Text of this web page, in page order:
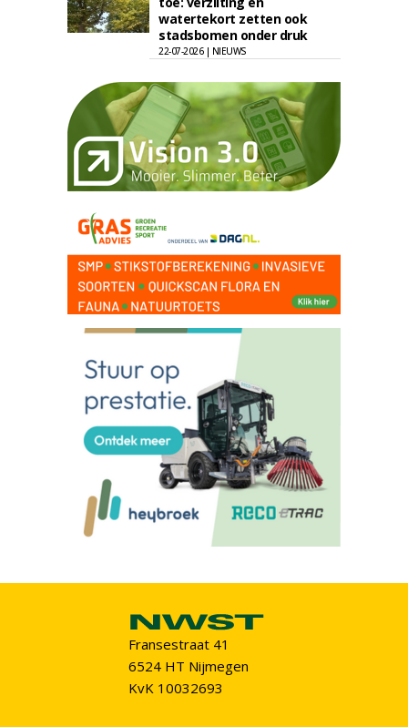
watertekort zetten ook
stadsbomen onder druk
22-07-2026 | NIEUWS
Fransestraat 41
6524 HT Nijmegen
KvK 10032693